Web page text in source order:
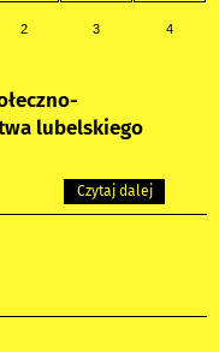
2 3 4
lubelskiego
Czytaj dalej